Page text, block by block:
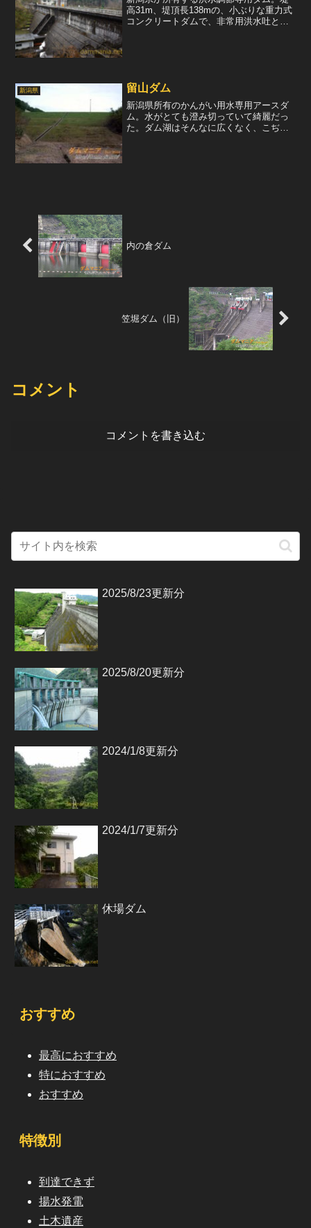
高31m、堤頂長138mの、小ぶりな重力式
コンクリートダムで、非常用洪水吐とし
新潟県 留山ダム
新潟県所有のかんがい用水専用アースダ
ム。水がとても澄み切っていて綺麗だっ
た。ダム湖はそんなに広くなく、こぢん
内の倉ダム
笠堀ダム（旧）
コメント
コメントを書き込む
2025/8/23更新分
2025/8/20更新分
2024/1/8更新分
2024/1/7更新分
休場ダム
おすすめ
最高におすすめ
特におすすめ
おすすめ
特徴別
到達できず
揚水発電
土木遺産